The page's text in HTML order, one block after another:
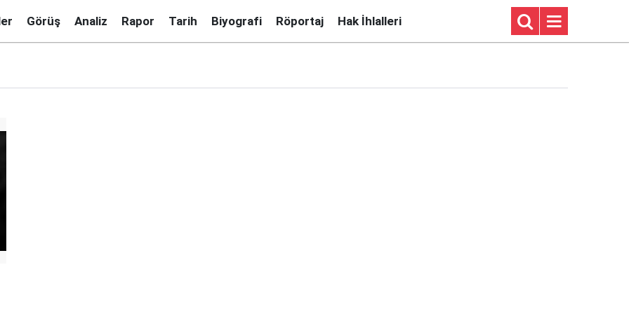
Görüş Analiz Rapor Tarih Biyografi Röportaj Hak İhlalleri